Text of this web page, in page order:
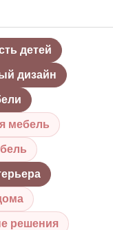
детей
дизайн
мебель
решения